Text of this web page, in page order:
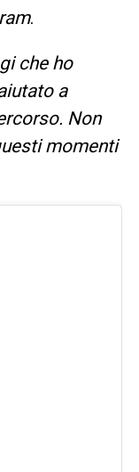
.
che ho
a
Non
momenti